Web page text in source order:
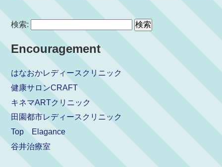
検索:
Encouragement
はなおかレディースクリニック
健康サロンCRAFT
キネマARTクリニック
田園都市レディースクリニック
Top Elagance
谷井治療室